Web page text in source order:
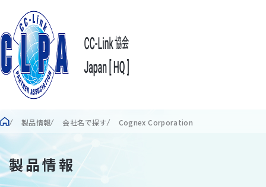
製品情報 会社名で探す Cognex Corporation
製品情報